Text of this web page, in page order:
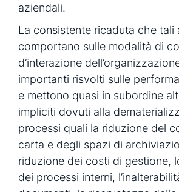
aziendali.
La consistente ricaduta che tali
comportano sulle modalità di
d’interazione
importanti risvolti sulle
e mettono quasi in subordine
impliciti dovuti alla
processi quali la riduzione del
carta e degli spazi di
riduzione dei costi di gestione,
dei processi interni,